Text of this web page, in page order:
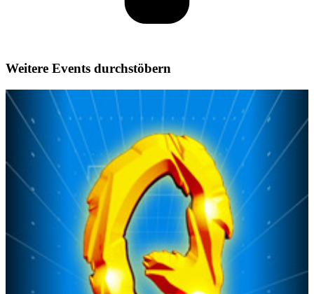
Weitere Events durchstöbern